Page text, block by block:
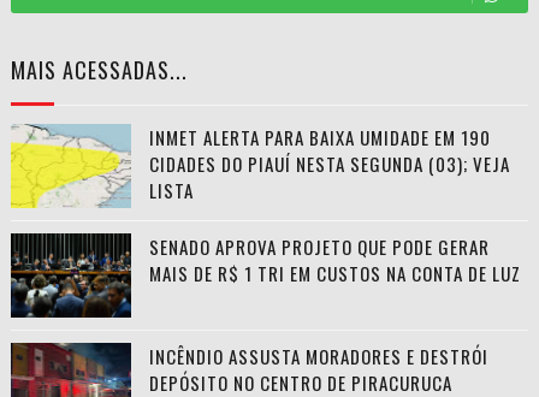
MAIS ACESSADAS...
INMET ALERTA PARA BAIXA UMIDADE EM 190
CIDADES DO PIAUÍ NESTA SEGUNDA (03); VEJA
LISTA
SENADO APROVA PROJETO QUE PODE GERAR
MAIS DE R$ 1 TRI EM CUSTOS NA CONTA DE LUZ
INCÊNDIO ASSUSTA MORADORES E DESTRÓI
DEPÓSITO NO CENTRO DE PIRACURUCA